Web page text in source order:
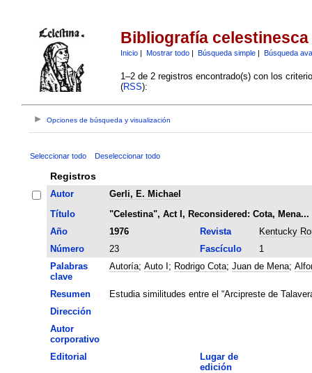
Bibliografía celestinesca
Inicio| Mostrar todo| Búsqueda simple| Búsqueda
1–2 de 2 registros encontrado(s) con los
(RSS):
Opciones de búsqueda y visualización
Seleccionar todo Deseleccionar todo
Registros
Autor
Gerli, E. Michael
Título
"Celestina", Act I, Reconsidered: Cota,
Año
1976 Revista
Kentucky
Número
23 Fascículo
1
Palabras
clave
Autoría; Auto I ; Rodrigo Cota; Juan de Mena;
Resumen
Estudia similitudes entre el “Arcipreste de
Dirección
Autor
corporativo
Editorial
Lugar de
edición